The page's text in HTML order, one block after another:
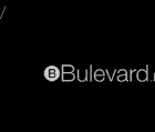
/